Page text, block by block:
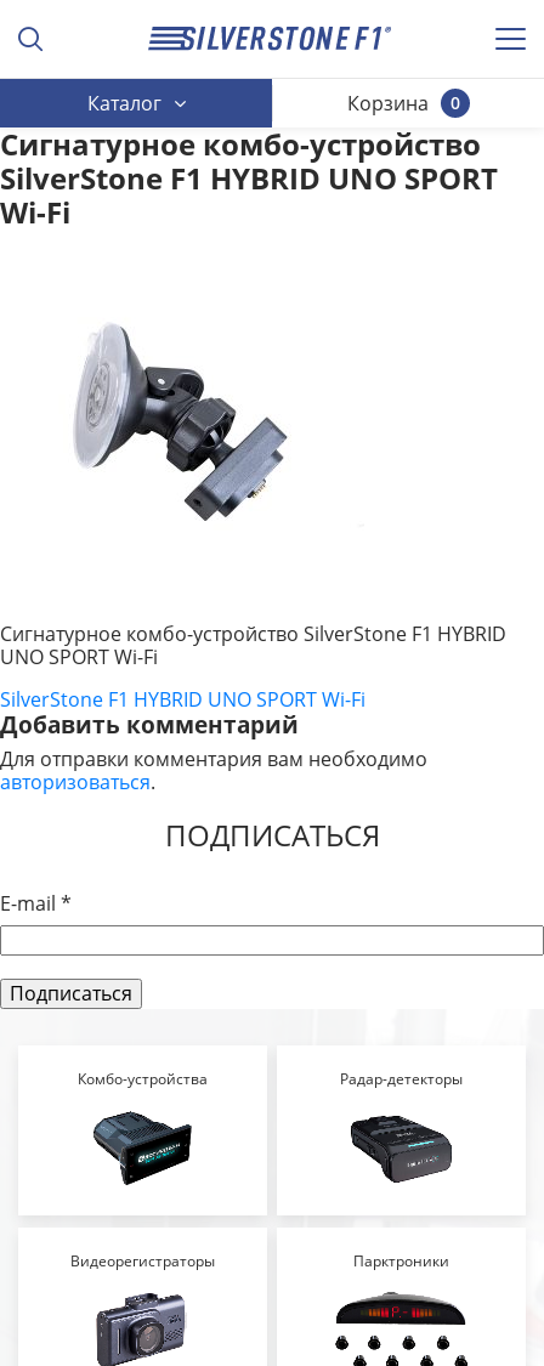
Каталог 0
Корзина
Сигнатурное комбо-устройство
SilverStone F1 HYBRID UNO SPORT
Wi-Fi
Сигнатурное комбо-устройство SilverStone F1 HYBRID
UNO SPORT Wi-Fi
НАВИГАЦИЯ
ПО
ЗАПИСЯМ
SilverStone F1 HYBRID UNO SPORT Wi-Fi
Добавить комментарий
Для отправки комментария вам необходимо
авторизоваться.
ПОДПИСАТЬСЯ
E-mail *
Комбо-устройства Радар-детекторы
Видеорегистраторы Парктроники